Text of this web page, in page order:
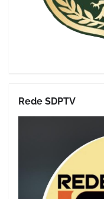
Rede SDPTV